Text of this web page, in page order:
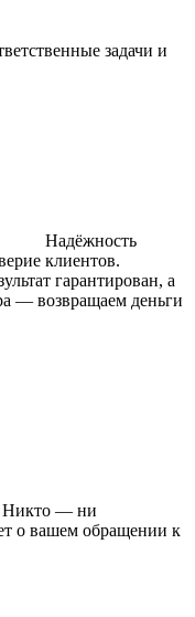
задачи и
Надёжность
клиентов.
гарантирован, а
— возвращаем деньги
Никто — ни
о вашем обращении к